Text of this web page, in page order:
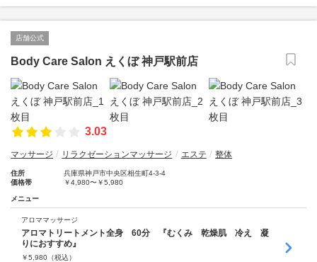
店舗公式
Body Care Salon えくぼ 神戸駅前店
3.03
マッサージ リラクゼーションマッサージ エステ 整体
住所
兵庫県神戸市中央区相生町4-3-4
価格帯
￥4,980〜￥5,980
メニュー
アロママッサージ
アロマトリートメント全身 60分 『むくみ 乾燥肌 冷え 凝
りにおすすめ』
￥5,980 （税込）